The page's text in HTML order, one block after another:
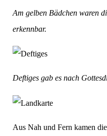
Am gelben Bädchen waren
erkennbar.
Deftiges gab es nach
Aus Nah und Fern kamen